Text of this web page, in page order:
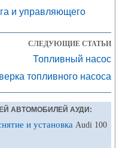
и управляющего
СЛЕДУЮЩИЕ СТАТЬИ
Топливный насос
топливного насоса
АВТОМОБИЛЕЙ АУДИ:
и установка Audi 100